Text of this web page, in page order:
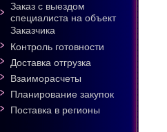
Заказ с выездом
специалиста на объект
Заказчика
Контроль готовности
Доставка отгрузка
Взаиморасчеты
Планирование закупок
Поставка в регионы